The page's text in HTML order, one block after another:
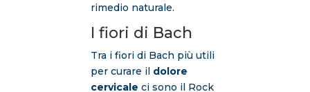
rimedio naturale.
I fiori di Bach
Tra i fiori di Bach più utili
per curare il dolore
cervicale ci sono il Rock